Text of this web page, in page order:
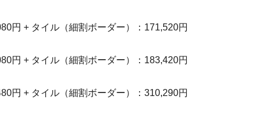
円 + タイル（細割ボーダー）：171,520円
円 + タイル（細割ボーダー）：183,420円
円 + タイル（細割ボーダー）：310,290円